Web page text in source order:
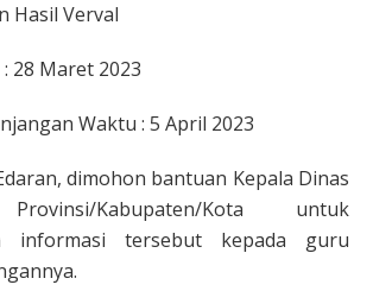
Hasil Verval
: 28 Maret 2023
Waktu : 5 April 2023
dimohon bantuan Kepala Dinas
Kabupaten/Kota untuk
informasi tersebut kepada guru